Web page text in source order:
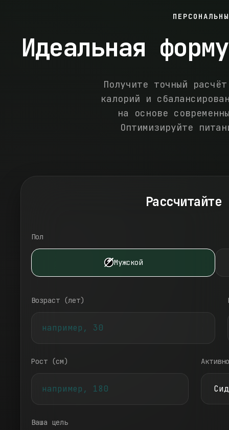
Идеальная
Получите точный
калорий и
на основе
Оптимизируйте
Пол
Мужской
Возраст (лет)
Рост (см)
Ваша цель